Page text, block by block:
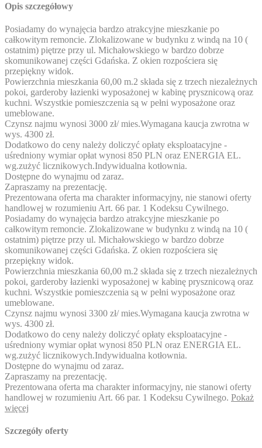
Opis szczegółowy
Posiadamy do wynajęcia bardzo atrakcyjne mieszkanie po
całkowitym remoncie. Zlokalizowane w budynku z windą na 10 (
ostatnim) piętrze przy ul. Michałowskiego w bardzo dobrze
skomunikowanej części Gdańska. Z okien rozpościera się
przepiękny widok.
Powierzchnia mieszkania 60,00 m.2 składa się z trzech niezależnych
pokoi, garderoby łazienki wyposażonej w kabinę prysznicową oraz
kuchni. Wszystkie pomieszczenia są w pełni wyposażone oraz
umeblowane.
Czynsz najmu wynosi 3000 zł/ mies.Wymagana kaucja zwrotna w
wys. 4300 zł.
Dodatkowo do ceny należy doliczyć opłaty eksploatacyjne -
uśredniony wymiar opłat wynosi 850 PLN oraz ENERGIA EL.
wg.zużyć licznikowych.Indywidualna kotłownia.
Dostępne do wynajmu od zaraz.
Zapraszamy na prezentację.
Prezentowana oferta ma charakter informacyjny, nie stanowi oferty
handlowej w rozumieniu Art. 66 par. 1 Kodeksu Cywilnego.
Posiadamy do wynajęcia bardzo atrakcyjne mieszkanie po
całkowitym remoncie. Zlokalizowane w budynku z windą na 10 (
ostatnim) piętrze przy ul. Michałowskiego w bardzo dobrze
skomunikowanej części Gdańska. Z okien rozpościera się
przepiękny widok.
Powierzchnia mieszkania 60,00 m.2 składa się z trzech niezależnych
pokoi, garderoby łazienki wyposażonej w kabinę prysznicową oraz
kuchni. Wszystkie pomieszczenia są w pełni wyposażone oraz
umeblowane.
Czynsz najmu wynosi 3300 zł/ mies.Wymagana kaucja zwrotna w
wys. 4300 zł.
Dodatkowo do ceny należy doliczyć opłaty eksploatacyjne -
uśredniony wymiar opłat wynosi 850 PLN oraz ENERGIA EL.
wg.zużyć licznikowych.Indywidualna kotłownia.
Dostępne do wynajmu od zaraz.
Zapraszamy na prezentację.
Prezentowana oferta ma charakter informacyjny, nie stanowi oferty
handlowej w rozumieniu Art. 66 par. 1 Kodeksu Cywilnego. Pokaż
więcej
Szczegóły oferty